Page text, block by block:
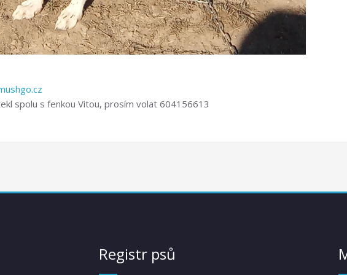
spolu s fenkou Vitou, prosím volat 604156613
Registr psů